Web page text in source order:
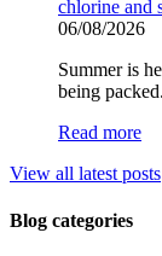
chlorine and
06/08/2026
Summer is
being
Read more
View all latest posts
Blog categories